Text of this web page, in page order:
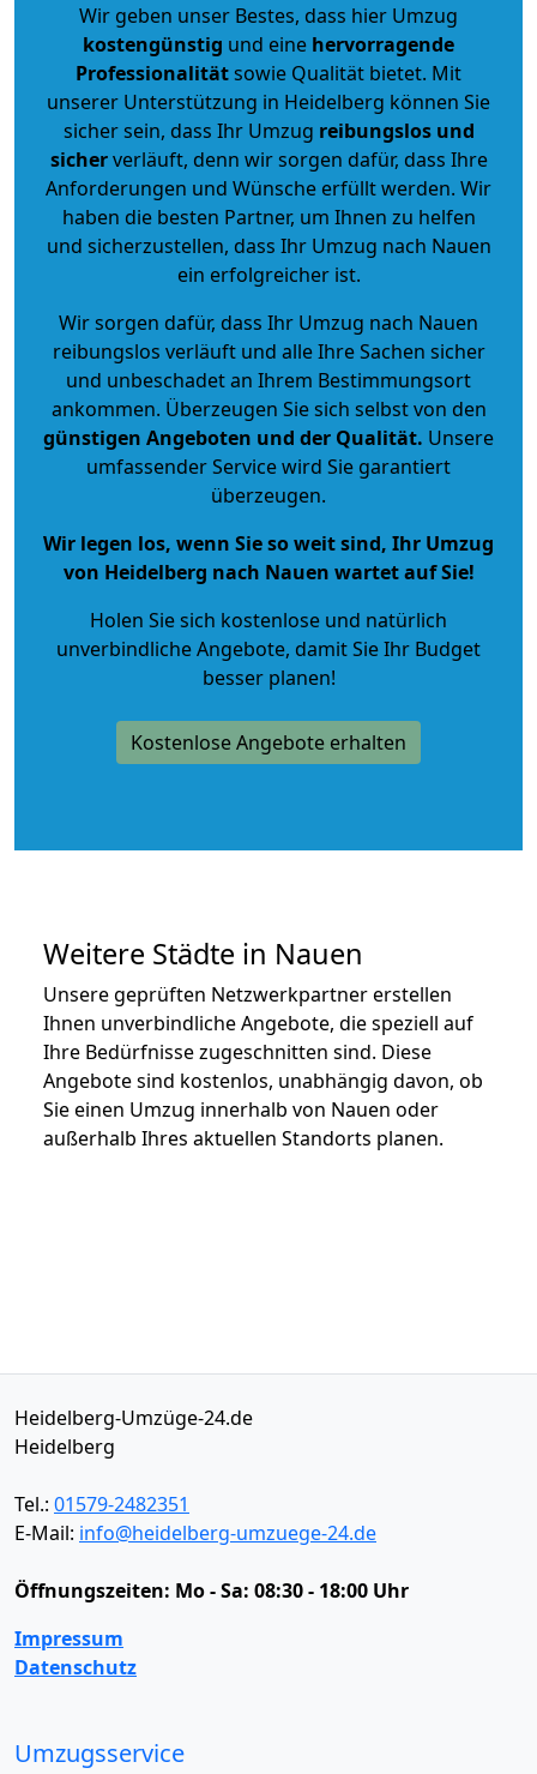
Wir geben unser Bestes, dass hier Umzug
kostengünstig und eine hervorragende
Professionalitätsowie Qualität bietet. Mit
unserer Unterstützung in Heidelberg können Sie
sicher sein, dass Ihr Umzug reibungslos und
sicherverläuft, denn wir sorgen dafür, dass Ihre
Anforderungen und Wünsche erfüllt werden. Wir
haben die besten Partner, um Ihnen zu helfen
und sicherzustellen, dass Ihr Umzug nach Nauen
ein erfolgreicher ist.
Wir sorgen dafür, dass Ihr Umzug nach Nauen
reibungslos verläuft und alle Ihre Sachen sicher
und unbeschadet an Ihrem Bestimmungsort
ankommen. Überzeugen Sie sich selbst von den
günstigen Angeboten und der Qualität. Unsere
umfassender Service wird Sie garantiert
überzeugen.
Wir legen los, wenn Sie so weit sind, Ihr Umzug
von Heidelberg nach Nauen wartet auf Sie!
Holen Sie sich kostenlose und natürlich
unverbindliche Angebote, damit Sie Ihr Budget
besser planen!
Kostenlose Angebote erhalten
Weitere Städte in Nauen
Unsere geprüften Netzwerkpartner erstellen
Ihnen unverbindliche Angebote, die speziell auf
Ihre Bedürfnisse zugeschnitten sind. Diese
Angebote sind kostenlos, unabhängig davon, ob
Sie einen Umzug innerhalb von Nauen oder
außerhalb Ihres aktuellen Standorts planen.
Heidelberg-Umzüge-24.de
Heidelberg
Tel.: 01579-2482351
E-Mail: info@heidelberg-umzuege-24.de
Öffnungszeiten: Mo - Sa: 08:30 - 18:00 Uhr
Impressum
Datenschutz
Umzugsservice